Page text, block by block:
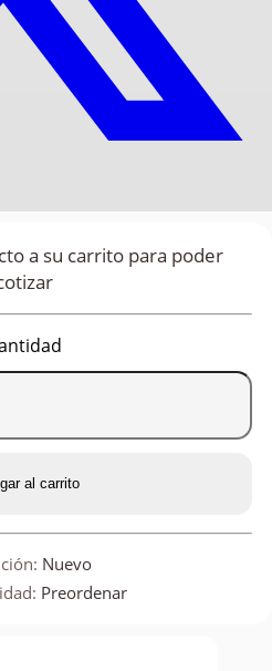
a su carrito para poder
al carrito
Nuevo
Preordenar